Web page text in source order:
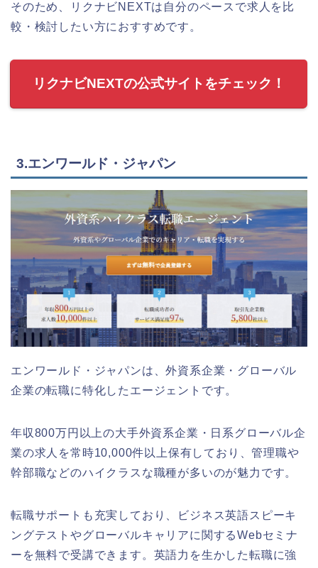
そのため、リクナビNEXTは自分のペースで求人を比
較・検討したい方におすすめです。
リクナビNEXTの公式サイトをチェック！
3.エンワールド・ジャパン
エンワールド・ジャパンは、外資系企業・グローバル
企業の転職に特化したエージェントです。
年収800万円以上の大手外資系企業・日系グローバル企
業の求人を常時10,000件以上保有しており、管理職や
幹部職などのハイクラスな職種が多いのが魅力です。
転職サポートも充実しており、ビジネス英語スピーキ
ングテストやグローバルキャリアに関するWebセミナ
ーを無料で受講できます。英語力を生かした転職に強